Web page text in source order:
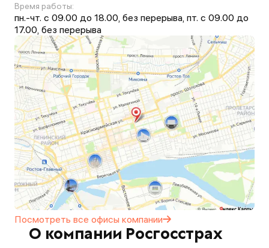
Время работы:
пн.-чт. с 09.00 до 18.00, без перерыва, пт. с 09.00 до
17.00, без перерыва
Посмотреть все офисы компании
О компании Росгосстрах